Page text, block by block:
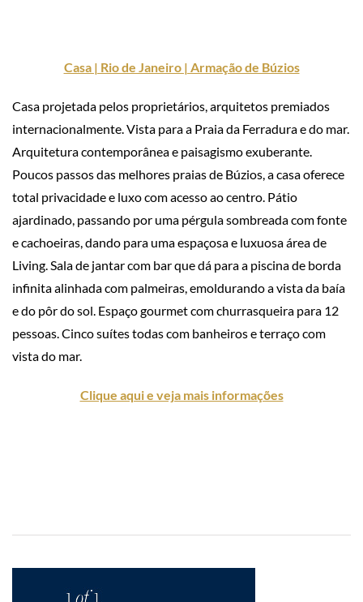
Casa | Rio de Janeiro | Armação de Búzios
Casa projetada pelos proprietários, arquitetos premiados
internacionalmente. Vista para a Praia da Ferradura e do mar.
Arquitetura contemporânea e paisagismo exuberante.
Poucos passos das melhores praias de Búzios, a casa oferece
total privacidade e luxo com acesso ao centro. Pátio
ajardinado, passando por uma pérgula sombreada com fonte
e cachoeiras, dando para uma espaçosa e luxuosa área de
Living. Sala de jantar com bar que dá para a piscina de borda
infinita alinhada com palmeiras, emoldurando a vista da baía
e do pôr do sol. Espaço gourmet com churrasqueira para 12
pessoas. Cinco suítes todas com banheiros e terraço com
vista do mar.
Clique aqui e veja mais informações